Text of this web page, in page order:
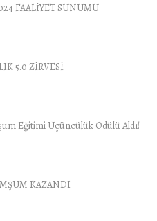
FAALİYET SUNUMU
5.0 ZİRVESİ
Eğitimi Üçüncülük Ödülü Aldı!
KAZANDI